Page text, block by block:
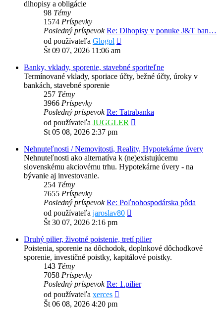
dlhopisy a obligácie
98 Témy
1574 Príspevky
Posledný príspevok Re: Dlhopisy v ponuke J&T ban…
od používateľa Glogol
Št 09 07, 2026 11:06 am
Banky, vklady, sporenie, stavebné sporiteľne
Termínované vklady, sporiace účty, bežné účty, úroky v
bankách, stavebné sporenie
257 Témy
3966 Príspevky
Posledný príspevok Re: Tatrabanka
od používateľa JUGGLER
St 05 08, 2026 2:37 pm
Nehnuteľnosti / Nemovitosti, Reality, Hypotekárne úvery
Nehnuteľnosti ako alternatíva k (ne)existujúcemu
slovenskému akciovému trhu. Hypotekárne úvery - na
bývanie aj investovanie.
254 Témy
7655 Príspevky
Posledný príspevok Re: Poľnohospodárska pôda
od používateľa jaroslav80
Št 30 07, 2026 2:16 pm
Druhý pilier, životné poistenie, tretí pilier
Poistenia, sporenie na dôchodok, doplnkové dôchodkové
sporenie, investičné poistky, kapitálové poistky.
143 Témy
7058 Príspevky
Posledný príspevok Re: 1.pilier
od používateľa xerces
Št 06 08, 2026 4:20 pm